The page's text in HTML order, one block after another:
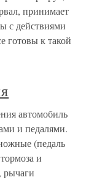
принимает
с действиями
готовы к такой
автомобиль
и педалями.
(педаль
и
рычаги